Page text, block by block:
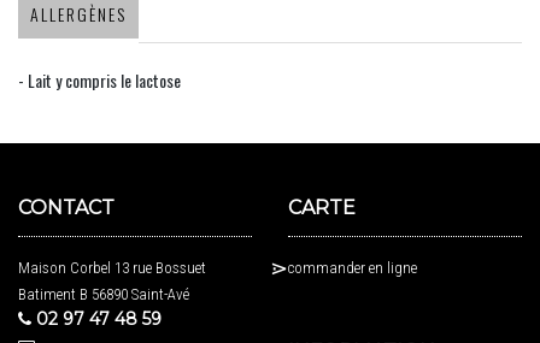
ALLERGÈNES
- Lait y compris le lactose
CONTACT
Maison Corbel 13 rue Bossuet
Batiment B 56890 Saint-Avé
02 97 47 48 59
CARTE
commander en ligne